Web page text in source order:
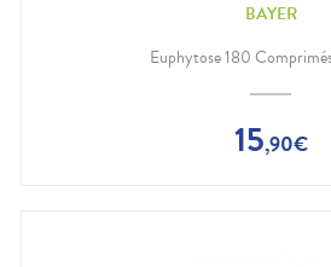
BAYER
Euphytose 180
15,90€